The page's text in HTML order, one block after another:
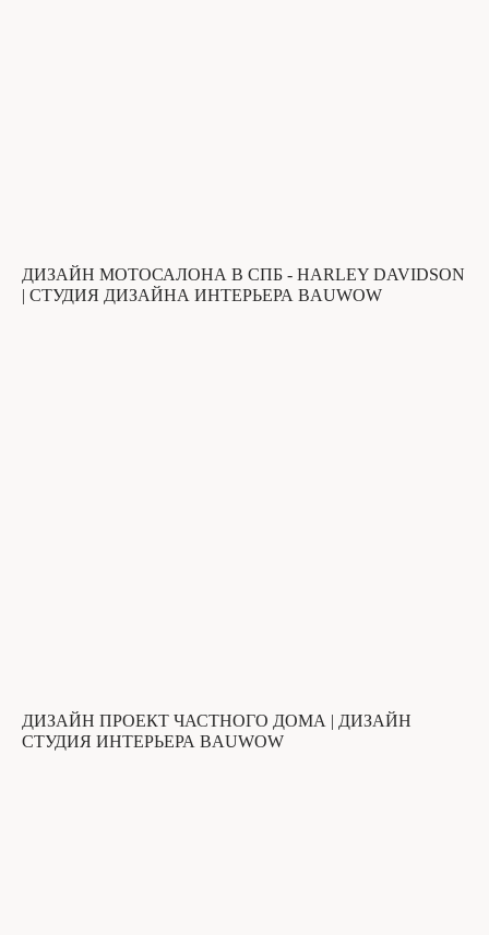
ДИЗАЙН МОТОСАЛОНА В СПБ - HARLEY DAVIDSON
| СТУДИЯ ДИЗАЙНА ИНТЕРЬЕРА BAUWOW
ДИЗАЙН ПРОЕКТ ЧАСТНОГО ДОМА | ДИЗАЙН
СТУДИЯ ИНТЕРЬЕРА BAUWOW